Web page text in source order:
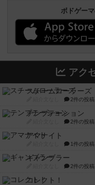
ボドゲー
アク
スチームローラーズ
2件の投稿
テンプテーション
2件の投稿
アマナイト
1件の投稿
ギャンブラー
2件の投稿
コレクト！